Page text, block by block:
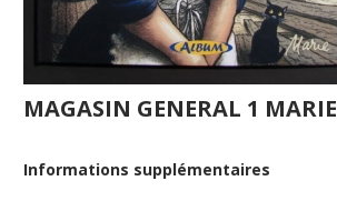
MAGASIN GENERAL 1 MARIE
Informations supplémentaires